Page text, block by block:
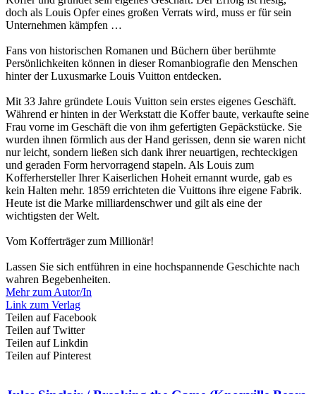
doch als Louis Opfer eines großen Verrats wird, muss er für sein
Unternehmen kämpfen …
Fans von historischen Romanen und Büchern über berühmte
Persönlichkeiten können in dieser Romanbiografie den Menschen
hinter der Luxusmarke Louis Vuitton entdecken.
Mit 33 Jahre gründete Louis Vuitton sein erstes eigenes Geschäft.
Während er hinten in der Werkstatt die Koffer baute, verkaufte seine
Frau vorne im Geschäft die von ihm gefertigten Gepäckstücke. Sie
wurden ihnen förmlich aus der Hand gerissen, denn sie waren nicht
nur leicht, sondern ließen sich dank ihrer neuartigen, rechteckigen
und geraden Form hervorragend stapeln. Als Louis zum
Kofferhersteller Ihrer Kaiserlichen Hoheit ernannt wurde, gab es
kein Halten mehr. 1859 errichteten die Vuittons ihre eigene Fabrik.
Heute ist die Marke milliardenschwer und gilt als eine der
wichtigsten der Welt.
Vom Kofferträger zum Millionär!
Lassen Sie sich entführen in eine hochspannende Geschichte nach
wahren Begebenheiten.
Mehr zum Autor/In
Link zum Verlag
Teilen auf Facebook
Teilen auf Twitter
Teilen auf Linkdin
Teilen auf Pinterest